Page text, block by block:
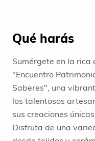
Qué harás
Sumérgete en la rica
"Encuentro
Saberes", una
los talentosos
sus creaciones
Disfruta de una